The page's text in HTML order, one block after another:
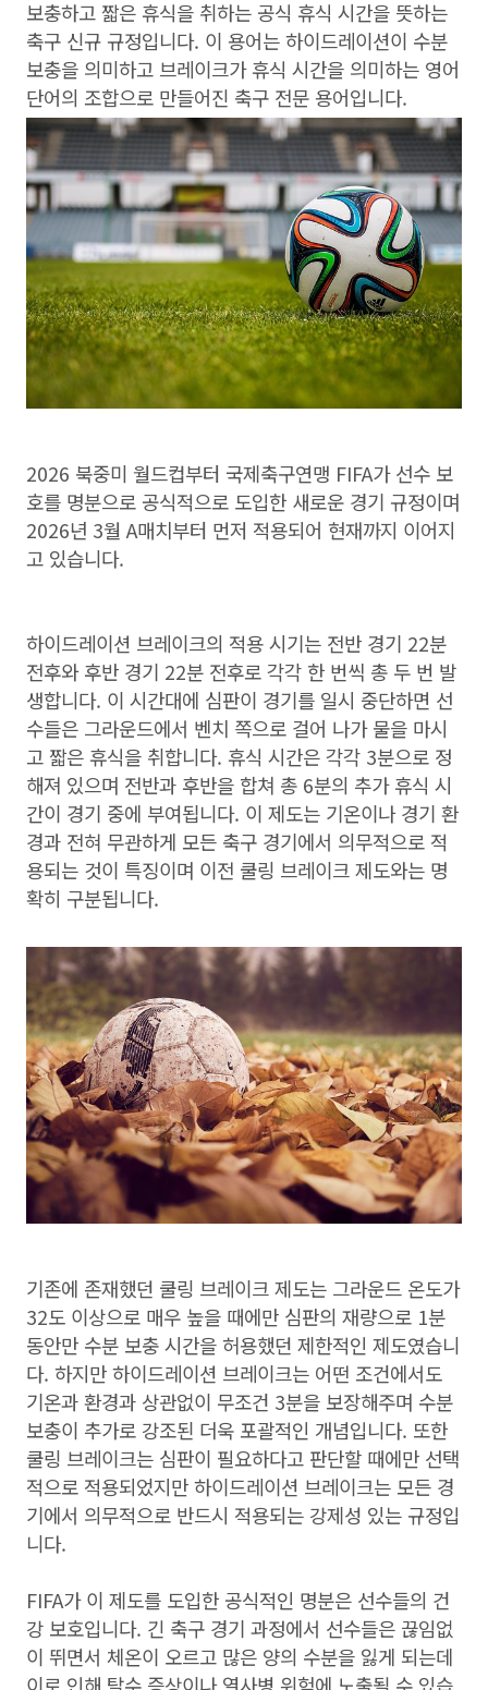
보충하고 짧은 휴식을 취하는 공식 휴식 시간을 뜻하는
축구 신규 규정입니다. 이 용어는 하이드레이션이 수분
보충을 의미하고 브레이크가 휴식 시간을 의미하는 영어
단어의 조합으로 만들어진 축구 전문 용어입니다.
2026 북중미 월드컵부터 국제축구연맹 FIFA가 선수 보
호를 명분으로 공식적으로 도입한 새로운 경기 규정이며
2026년 3월 A매치부터 먼저 적용되어 현재까지 이어지
고 있습니다.
하이드레이션 브레이크의 적용 시기는 전반 경기 22분
전후와 후반 경기 22분 전후로 각각 한 번씩 총 두 번 발
생합니다. 이 시간대에 심판이 경기를 일시 중단하면 선
수들은 그라운드에서 벤치 쪽으로 걸어 나가 물을 마시
고 짧은 휴식을 취합니다. 휴식 시간은 각각 3분으로 정
해져 있으며 전반과 후반을 합쳐 총 6분의 추가 휴식 시
간이 경기 중에 부여됩니다. 이 제도는 기온이나 경기 환
경과 전혀 무관하게 모든 축구 경기에서 의무적으로 적
용되는 것이 특징이며 이전 쿨링 브레이크 제도와는 명
확히 구분됩니다.
기존에 존재했던 쿨링 브레이크 제도는 그라운드 온도가
32도 이상으로 매우 높을 때에만 심판의 재량으로 1분
동안만 수분 보충 시간을 허용했던 제한적인 제도였습니
다. 하지만 하이드레이션 브레이크는 어떤 조건에서도
기온과 환경과 상관없이 무조건 3분을 보장해주며 수분
보충이 추가로 강조된 더욱 포괄적인 개념입니다. 또한
쿨링 브레이크는 심판이 필요하다고 판단할 때에만 선택
적으로 적용되었지만 하이드레이션 브레이크는 모든 경
기에서 의무적으로 반드시 적용되는 강제성 있는 규정입
니다.
FIFA가 이 제도를 도입한 공식적인 명분은 선수들의 건
강 보호입니다. 긴 축구 경기 과정에서 선수들은 끊임없
이 뛰면서 체온이 오르고 많은 양의 수분을 잃게 되는데